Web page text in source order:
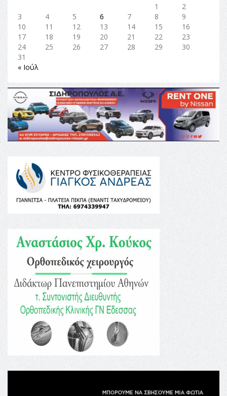
1
2
3
4 5 6 7 8
9
10
11 12 13 14 15
16
17
18 19 20 21 22
23
24
25 26 27 28 29
30
31
« Ιούλ